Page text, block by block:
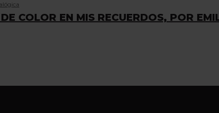
COLOR EN MIS RECUERDOS, POR